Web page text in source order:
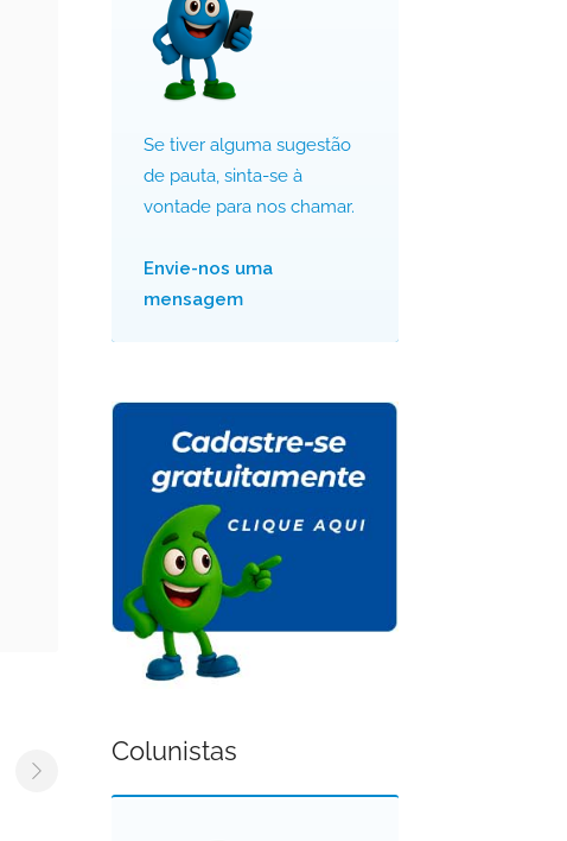
Se tiver alguma sugestão
de pauta, sinta-se à
vontade para nos chamar.
Envie-nos uma
mensagem
Colunistas